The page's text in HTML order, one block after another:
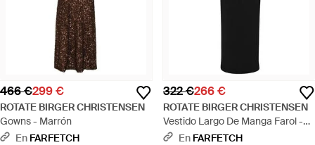
466 €299 €
ROTATE BIRGER CHRISTENSEN
Gowns - Marrón
En FARFETCH
322 €266 €
ROTATE BIRGER CHRISTENSEN
Vestido Largo De Manga Farol -
Negro
En FARFETCH